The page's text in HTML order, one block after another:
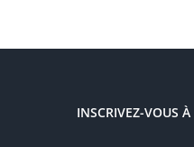
INSCRIVEZ-VOUS